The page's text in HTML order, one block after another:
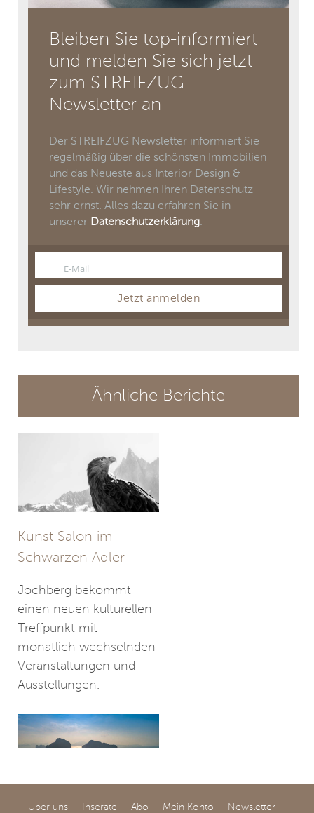
Bleiben Sie top-informiert
und melden Sie sich jetzt
zum STREIFZUG
Newsletter an
Der STREIFZUG Newsletter informiert Sie
regelmäßig über die schönsten Immobilien
und das Neueste aus Interior Design &
Lifestyle. Wir nehmen Ihren Datenschutz
sehr ernst. Alles dazu erfahren Sie in
unserer Datenschutzerklärung.
EmailE-Mail
Jetzt anmelden
Ähnliche Berichte
Kunst Salon im
Schwarzen Adler
Jochberg bekommt
einen neuen kulturellen
Treffpunkt mit
monatlich wechselnden
Veranstaltungen und
Ausstellungen.
Über uns Inserate Abo Mein Konto Newsletter